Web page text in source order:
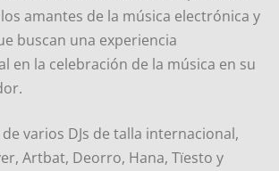
amantes de la música electrónica y
buscan una experiencia
en la celebración de la música en su
varios DJs de talla internacional,
Artbat, Deorro, Hana, Tïesto y